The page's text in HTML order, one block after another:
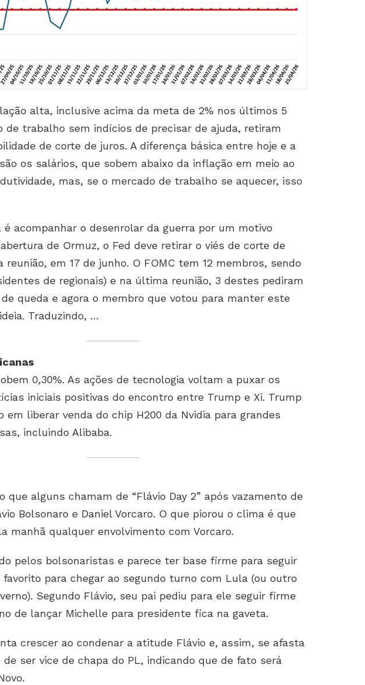
alta, inclusive acima da meta de 2% nos últimos 5
de trabalho sem indícios de precisar de ajuda, retiram
de corte de juros. A diferença básica entre hoje e a
os salários, que sobem abaixo da inflação em meio ao
mas, se o mercado de trabalho se aquecer, isso
é acompanhar o desenrolar da guerra por um motivo
de Ormuz, o Fed deve retirar o viés de corte de
reunião, em 17 de junho. O FOMC tem 12 membros, sendo
de regionais) e na última reunião, 3 destes pediram
queda e agora o membro que votou para manter este
Traduzindo, …
0,30%. As ações de tecnologia voltam a puxar os
iniciais positivas do encontro entre Trump e Xi. Trump
em liberar venda do chip H200 da Nvidia para grandes
incluindo Alibaba.
que alguns chamam de “Flávio Day 2” após vazamento de
Bolsonaro e Daniel Vorcaro. O que piorou o clima é que
manhã qualquer envolvimento com Vorcaro.
pelos bolsonaristas e parece ter base firme para seguir
para chegar ao segundo turno com Lula (ou outro
Segundo Flávio, seu pai pediu para ele seguir firme
de lançar Michelle para presidente fica na gaveta.
crescer ao condenar a atitude Flávio e, assim, se afasta
ser vice de chapa do PL, indicando que de fato será